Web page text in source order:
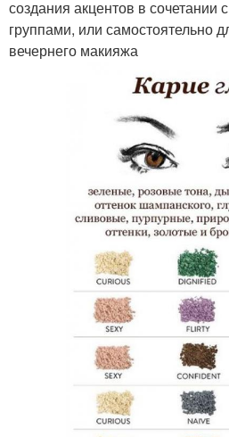
создания акцентов в
группами, или самостоятельно
вечернего макияжа